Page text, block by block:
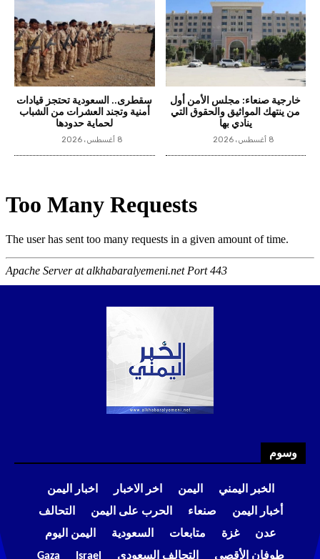
خارجية صنعاء: مجلس الأمن أول
من ينتهك المواثيق والحقوق التي
ينادي بها
8 أغسطس، 2026
سقطرى.. السعودية تحتجز قيادات
أمنية وتجند العشرات من الشباب
لحماية حدودها
8 أغسطس، 2026
وسوم
الخبر اليمني اليمن اخر الاخبار
اخبار اليمن
أخبار اليمن
صنعاء الحرب على اليمن
التحالف
عدن
غزة متابعات السعودية
اليمن اليوم
طوفان الأقصى
التحالف السعودي Israel
Gaza